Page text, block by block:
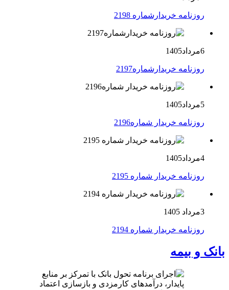
روزنامه خریدارشماره 2198
6مرداد1405
روزنامه خریدارشماره2197
5مرداد1405
روزنامه خریدار شماره2196
4مرداد1405
روزنامه خریدار شماره 2195
3مرداد 1405
روزنامه خریدار شماره 2194
بانک و بیمه